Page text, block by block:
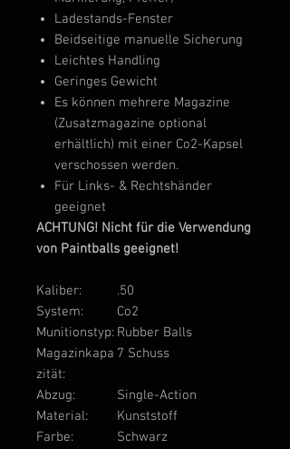
Ladestands-Fenster
Beidseitige manuelle Sicherung
Leichtes Handling
Geringes Gewicht
Es können mehrere Magazine
(Zusatzmagazine optional
erhältlich) mit einer Co2-Kapsel
verschossen werden.
Für Links- & Rechtshänder
geeignet
ACHTUNG! Nicht für die Verwendung
von Paintballs geeignet!
Kaliber:
.50
System:
Co2
Munitionstyp: Rubber Balls
Magazinkapa
zität:
7 Schuss
Abzug:
Single-Action
Material:
Kunststoff
Farbe:
Schwarz